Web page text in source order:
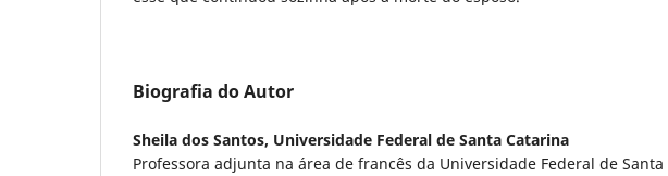
Biografia do Autor
Sheila dos Santos, Universidade Federal de Santa Catarina
Professora adjunta na área de francês da Universidade Federal de Santa